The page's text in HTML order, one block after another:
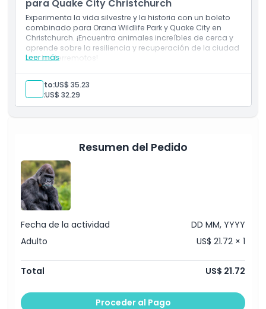
de explorar la vida silvestre y los esfuerzos de conservación
en este increíble parque.
Aspectos Destacados
Inclusiones
Exclusiones
Horario de Apertura
Cosas a Saber
Ubicación
Cómo Llegar
para Quake City Christchurch
Experimenta la vida silvestre y la historia con un boleto
combinado para Orana Wildlife Park y Quake City en
Christchurch. ¡Encuentra animales increíbles de cerca y
aprende sobre la resiliencia y recuperación de la ciudad
tras los terremotos!
Leer más
Adulto:US$ 35.23
Niño:US$ 32.29
Resumen del Pedido
Fecha de la actividad
DD MM, YYYY
Adulto
US$ 21.72 × 1
Total US$ 21.72
Proceder al Pago